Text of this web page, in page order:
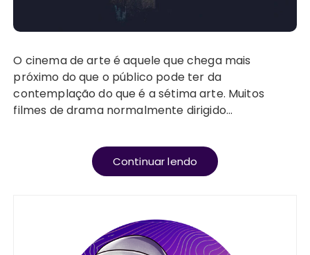
O cinema de arte é aquele que chega mais
próximo do que o público pode ter da
contemplação do que é a sétima arte. Muitos
filmes de drama normalmente dirigido…
Continuar lendo